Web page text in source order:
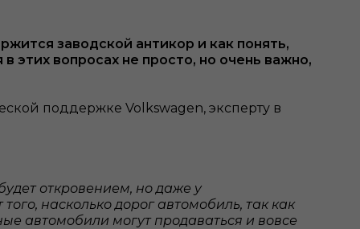
заводской антикор и как понять,
этих вопросах не просто, но очень важно,
поддержке Volkswagen, эксперту в
откровением, но даже у
насколько дорог автомобиль, так как
автомобили могут продаваться и вовсе